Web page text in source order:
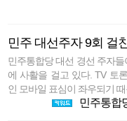
민주 대선주자 9회 걸
민주통합당 대선 경선 주자
에 사활을 걸고 있다. TV 토
인 모바일 표심이 좌우되기 때
민주통합